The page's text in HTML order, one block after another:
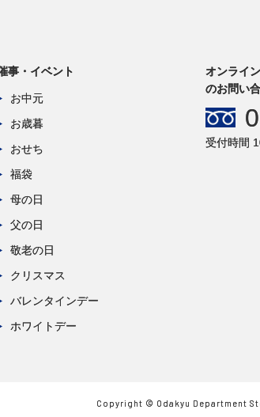
事・イベント
お中元
お歳暮
おせち
福袋
母の日
父の日
敬老の日
クリスマス
バレンタインデー
ホワイトデー
オンライ
のお問い
受付時間
Copyright © Odakyu Department